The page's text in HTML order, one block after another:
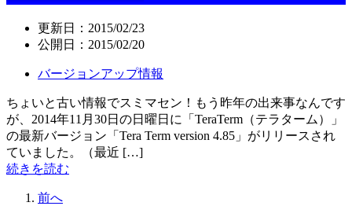
更新日： 2015/02/23
公開日： 2015/02/20
バージョンアップ情報
ちょいと古い情報でスミマセン！もう昨年の出来事なんです
が、2014年11月30日の日曜日に「TeraTerm（テラターム）」
の最新バージョン「Tera Term version 4.85」がリリースされ
ていました。（最近 […]
続きを読む
前へ